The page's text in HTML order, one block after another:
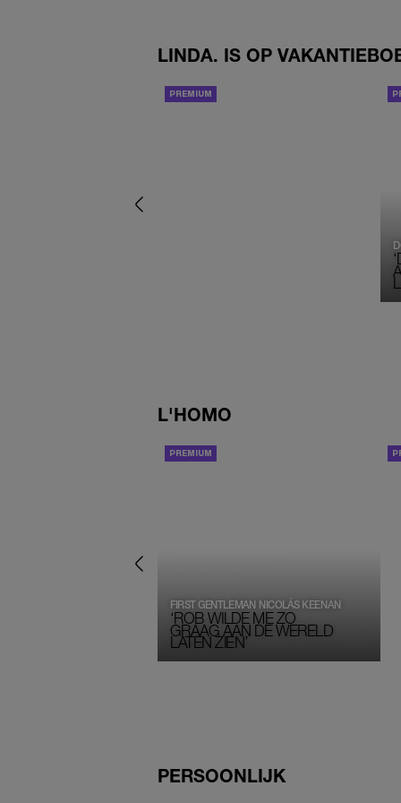
LINDA. IS OP
L'HOMO
‘ROB WILDE ME ZO
GRAAG AAN DE WERELD
LATEN ZIEN’
FIRST GENTLEMAN NICOLÁS KEENAN
PERSOONLIJK